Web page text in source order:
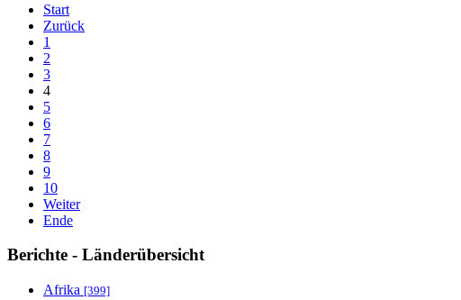
Start
Zurück
1
2
3
4
5
6
7
8
9
10
Weiter
Ende
Berichte - Länderübersicht
Afrika [399]